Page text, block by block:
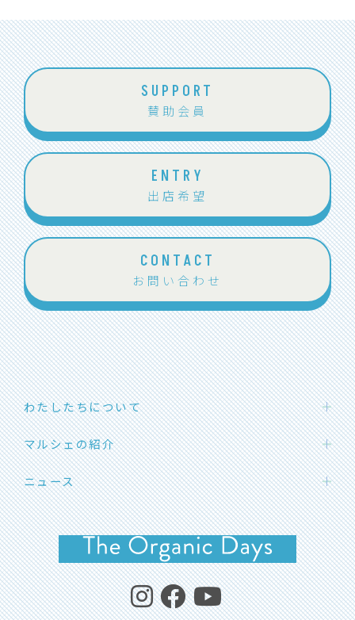
SUPPORT
賛助会員
ENTRY
出店希望
CONTACT
お問い合わせ
わたしたちについて
わたしたちの想い
団体概要
メンバー紹介
応援メッセージ
マルシェの紹介
ハカタエシカルマーケット
SOLマルシェ
福岡オーガニックマルシェ
よくあるご質問
ニュース
お知らせ
イベント開催情報
イベントレポート
コラム・エシカルライフ